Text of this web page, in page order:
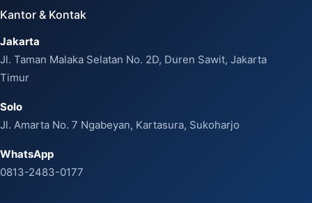
Kantor & Kontak
Jakarta
Jl. Taman Malaka Selatan No. 2D, Duren Sawit, Jakarta
Timur
Solo
Jl. Amarta No. 7 Ngabeyan, Kartasura, Sukoharjo
WhatsApp
0813-2483-0177